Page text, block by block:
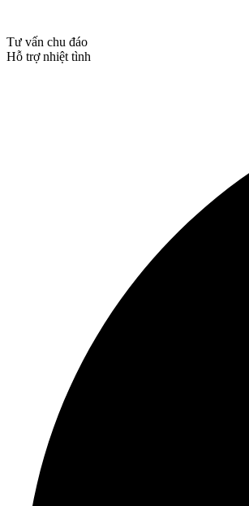
Tư vấn chu đáo
Hỗ trợ nhiệt tình